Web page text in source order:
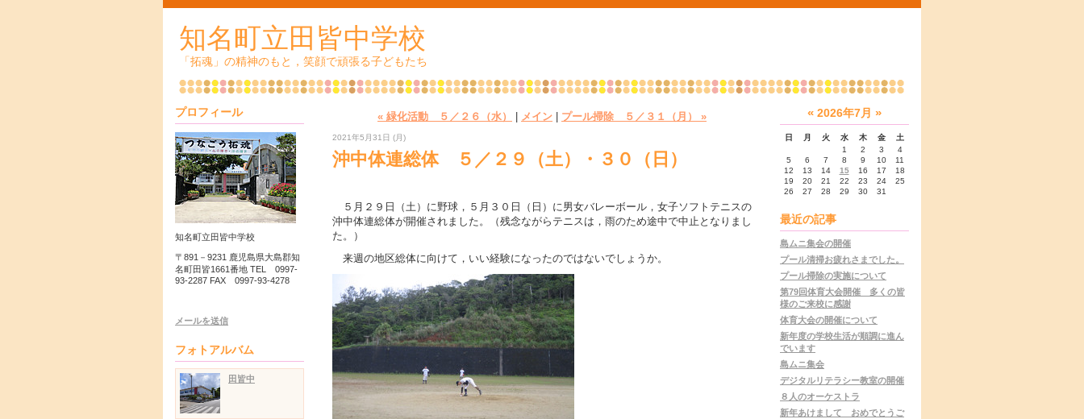
知名町立田皆中学校
「拓魂」の精神のもと，笑顔で頑張る子どもたち
プロフィール
知名町立田皆中学校
〒891－9231 鹿児島県大島郡知
名町田皆1661番地 TEL 0997-
93-2287 FAX 0997-93-4278
メールを送信
フォトアルバム
田皆中
« 緑化活動 ５／２６（水） メイン プール掃除 ５／３１（月） »
2021年5月31日 (月)
沖中体連総体 ５／２９（土）・３０（日）
５月２９日（土）に野球，５月３０日（日）に男女バレーボール，女子ソフトテニスの
沖中体連総体が開催されました。（残念ながらテニスは，雨のため途中で中止となりまし
た。）
来週の地区総体に向けて，いい経験になったのではないでしょうか。
« 2026年7月 »
日 月 火 水 木 金
土
1
2 3
4
5
6 7 8 9 10
11
12
13 14 15 16 17
18
19
20 21 22 23 24
25
26
27 28 29 30 31
最近の記事
島ムニ集会の開催
プール清掃お疲れさまでした。
プール掃除の実施について
第79回体育大会開催 多くの皆
様のご来校に感謝
体育大会の開催について
新年度の学校生活が順調に進ん
でいます
島ムニ集会
デジタルリテラシー教室の開催
８人のオーケストラ
新年あけまして おめでとうご